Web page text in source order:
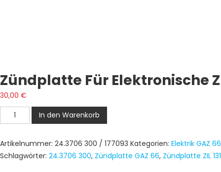
Zündplatte Für Elektronische
30,00 €
Zündplatte
für
Zündverteiler
GAZ
In den Warenkorb
Artikelnummer: 24.3706 300 / 177093 Kategorien: Elektrik GAZ
Schlagwörter: 24.3706 300, Zündplatte GAZ 66, Zündplatte ZIL 131